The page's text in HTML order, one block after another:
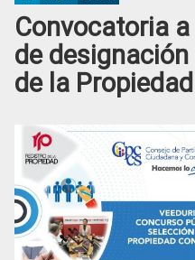
Ciudadana
Control
Social
Convocatoria
de
de la